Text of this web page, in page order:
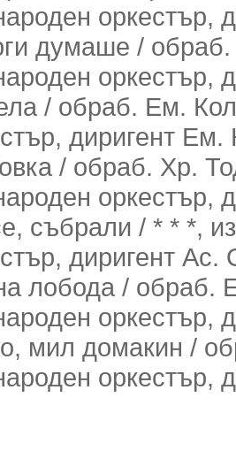
оркестър,
думаше /
оркестър,
/ обраб. Ем.
диригент Ем.
/ обраб. Хр.
оркестър,
събрали / * * *,
диригент Ас.
лобода / обраб.
оркестър,
мил домакин /
оркестър,